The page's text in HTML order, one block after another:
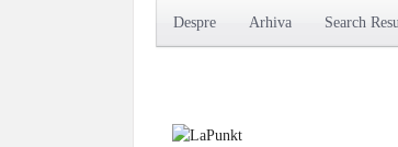
Despre Arhiva Search